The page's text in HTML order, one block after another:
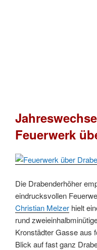
Feuerwerk
Die Drabenderhöher
eindrucksvollen
Christian Melzer hielt
rund
Kronstädter Gasse aus
Blick auf fast ganz